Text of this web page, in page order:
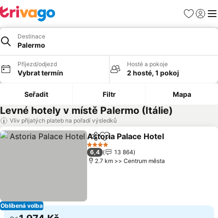
Oblíbené
Destinace
Palermo
Příjezd/odjezd
Vybrat termín
Hosté a pokoje
2 hosté, 1 pokoj
Seřadit Filtr Mapa
Levné hotely v místě Palermo (Itálie)
Vliv přijatých plateb na pořadí výsledků
Oblíbená volba
SdíletPřidat na seznam oblíbených
Astoria Palace Hotel
4 Počet hvězdiček
6,4
13 864
2.7 km >> Centrum města